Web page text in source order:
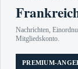
Nachrichten,
Mitgliedskonto.
PREMIUM-